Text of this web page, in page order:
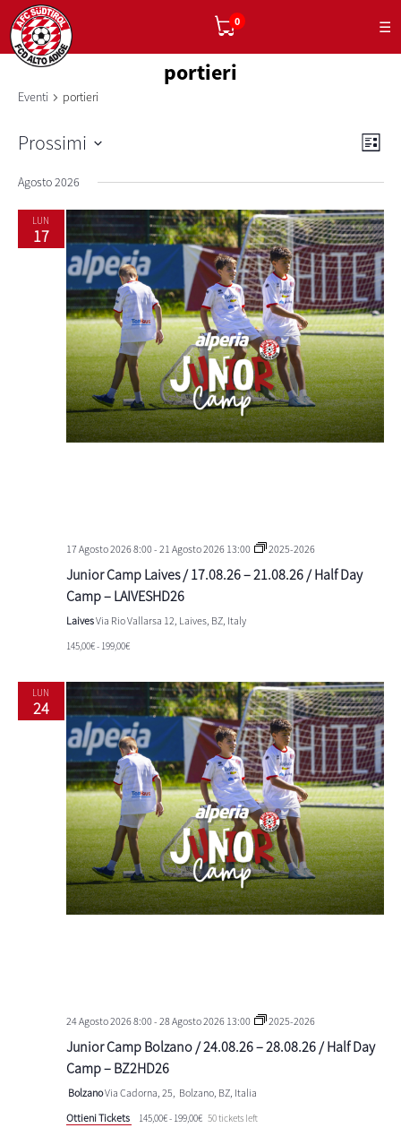
0 ☰
portieri
Eventi portieri
Lista
Prossimi
la
Agosto 2026
LUN
17
17 Agosto 2026 8:00- 21 Agosto 2026 13:00 2025-2026
Junior Camp Laives / 17.08.26 – 21.08.26 / Half Day
Camp – LAIVESHD26
LaivesVia Rio Vallarsa 12, Laives, BZ, Italy
145,00€ - 199,00€
LUN
24
24 Agosto 2026 8:00- 28 Agosto 2026 13:00 2025-2026
Junior Camp Bolzano / 24.08.26 – 28.08.26 / Half Day
Camp – BZ2HD26
BolzanoVia Cadorna, 25, Bolzano, BZ, Italia
Ottieni Tickets
145,00€ - 199,00€ 50 tickets left